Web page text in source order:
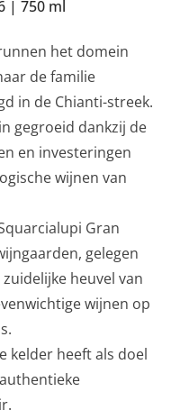
| 750 ml
het domein
de familie
in de Chianti-streek.
gegroeid dankzij de
en investeringen
wijnen van
Gran
gelegen
heuvel van
wijnen op
kelder heeft als doel